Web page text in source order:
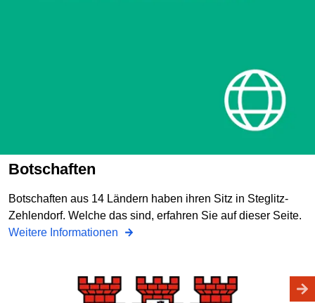
Botschaften
Botschaften aus 14 Ländern haben ihren Sitz in Steglitz-
Zehlendorf. Welche das sind, erfahren Sie auf dieser Seite.
Weitere Informationen